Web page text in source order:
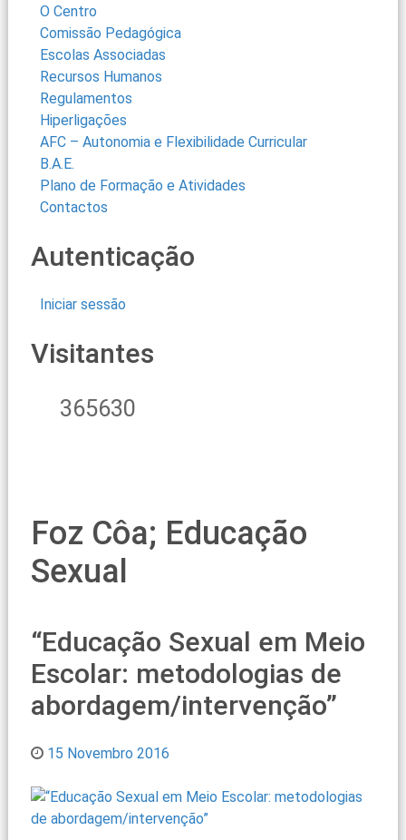
O Centro
Comissão Pedagógica
Escolas Associadas
Recursos Humanos
Regulamentos
Hiperligações
AFC – Autonomia e Flexibilidade Curricular
B.A.E.
Plano de Formação e Atividades
Contactos
Autenticação
Iniciar sessão
Visitantes
365630
Foz Côa; Educação
Sexual
“Educação Sexual em Meio
Escolar: metodologias de
abordagem/intervenção”
15 Novembro 2016